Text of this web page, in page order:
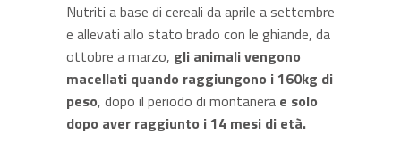
Nutriti a base di cereali da aprile a settembre
e allevati allo stato brado con le ghiande, da
ottobre a marzo, gli animali vengono
macellati quando raggiungono i 160kg di
peso, dopo il periodo di montanera e solo
dopo aver raggiunto i 14 mesi di età.